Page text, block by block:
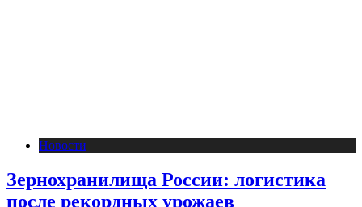
Новости
Зернохранилища России: логистика
после рекордных урожаев